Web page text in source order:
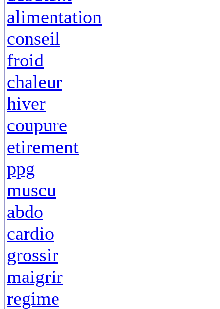
alimentation
conseil
froid
chaleur
hiver
coupure
etirement
ppg
muscu
abdo
cardio
grossir
maigrir
regime